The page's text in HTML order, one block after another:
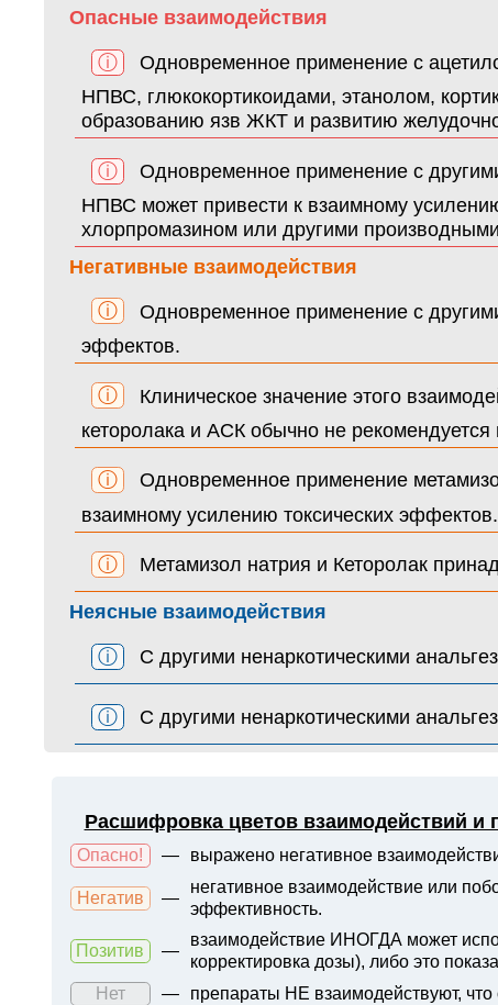
Опасные взаимодействия
ⓘ
Одновременное применение с
НПВС, глюкокортикоидами, этанолом,
образованию язв ЖКТ и развитию
ⓘ
Одновременное применение с
НПВС может привести к взаимному
хлорпромазином или другими
Негативные взаимодействия
ⓘ
Одновременное применение с
эффектов.
ⓘ
Клиническое значение этого
кеторолака и АСК обычно не
ⓘ
Одновременное применение
взаимному усилению токсических эффектов.
ⓘ Метамизол натрия и Кеторолак
Неясные взаимодействия
ⓘ С другими ненаркотическими
ⓘ С другими ненаркотическими
Расшифровка цветов взаимодействий и
Опасно! — выражено негативное
Негатив —
негативное взаимодействие или
эффективность.
Позитив —
взаимодействие ИНОГДА может
корректировка дозы), либо это
Нет
—
препараты НЕ взаимодействуют, что